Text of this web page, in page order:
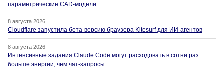
параметрические CAD-модели
8 августа 2026
Cloudflare запустила бета-версию браузера Kitesurf для ИИ-агентов
8 августа 2026
Интенсивные задания Claude Code могут расходовать в сотни раз
больше энергии, чем чат-запросы